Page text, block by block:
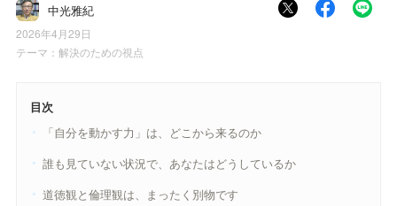
中光雅紀
2026年4月29日
テーマ： 解決のための視点
目次
「自分を動かす力」は、どこから来るのか
誰も見ていない状況で、あなたはどうしているか
道徳観と倫理観は、まったく別物です